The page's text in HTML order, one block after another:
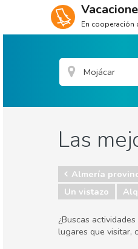
En cooperación
Las
Almería
Un vistazo
¿Buscas
lugares que visitar,